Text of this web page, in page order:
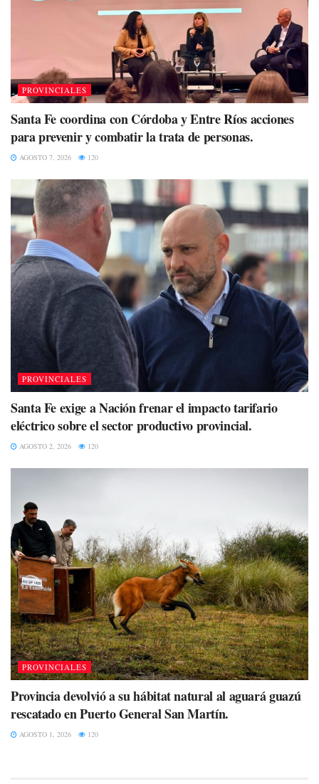
PROVINCIALES
Santa Fe coordina con Córdoba y Entre Ríos acciones
para prevenir y combatir la trata de personas.
AGOSTO 7, 2026 120
PROVINCIALES
Santa Fe exige a Nación frenar el impacto tarifario
eléctrico sobre el sector productivo provincial.
AGOSTO 2, 2026 120
PROVINCIALES
Provincia devolvió a su hábitat natural al aguará guazú
rescatado en Puerto General San Martín.
AGOSTO 1, 2026 120